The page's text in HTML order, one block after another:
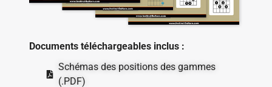
Documents téléchargeables inclus :
Schémas des positions des gammes
(.PDF)